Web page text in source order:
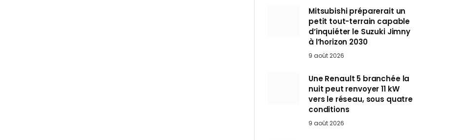
Mitsubishi préparerait un
petit tout-terrain capable
d’inquiéter le Suzuki Jimny
à l’horizon 2030
9 août 2026
Une Renault 5 branchée la
nuit peut renvoyer 11 kW
vers le réseau, sous quatre
conditions
9 août 2026